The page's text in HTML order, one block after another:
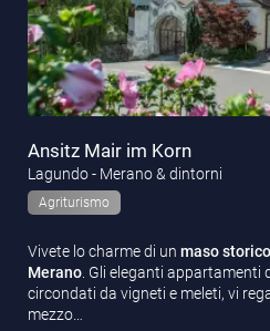
Ansitz Mair im Korn
Lagundo - Merano & dintorni
Agriturismo
Vivete lo charme di un maso
Merano . Gli eleganti appartamenti
circondati da vigneti e meleti, vi
mezzo…